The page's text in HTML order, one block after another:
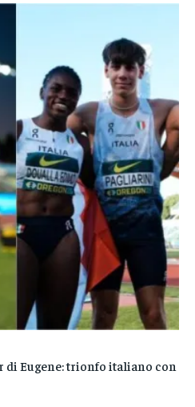
Eugene: trionfo italiano con